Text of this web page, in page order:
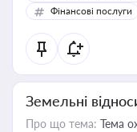
Фінансові послуги
Земельні
Про що тема: Тема